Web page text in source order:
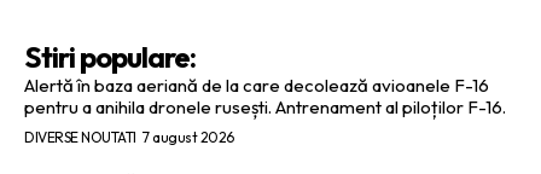
Stiri populare:
Alertă în baza aeriană de la care decolează avioanele F-16
pentru a anihila dronele rusești. Antrenament al piloților F-16.
DIVERSE NOUTATI 7 august 2026